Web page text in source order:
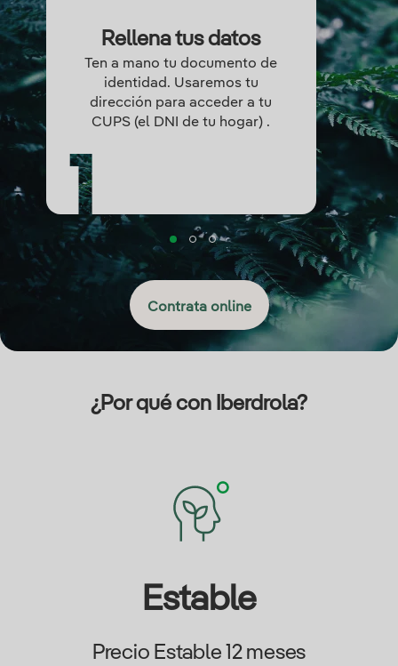
Rellena tus datos
Ten a mano tu documento de
identidad. Usaremos tu
dirección para acceder a tu
CUPS (el DNI de tu hogar) .
Contrata online
¿Por qué con Iberdrola?
Estable
Precio Estable 12 meses